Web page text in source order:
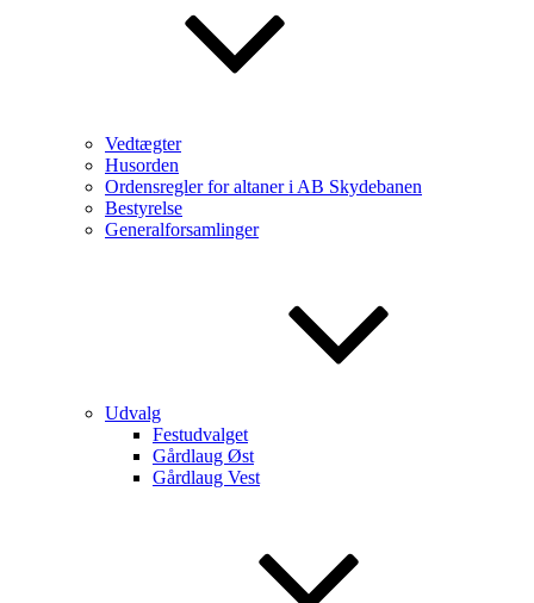
Vedtægter
Husorden
Ordensregler for altaner i AB Skydebanen
Bestyrelse
Generalforsamlinger
Udvalg
Festudvalget
Gårdlaug Øst
Gårdlaug Vest